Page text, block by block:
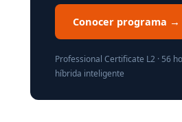
Conocer programa →
Professional Certificate L2 · 56
híbrida inteligente